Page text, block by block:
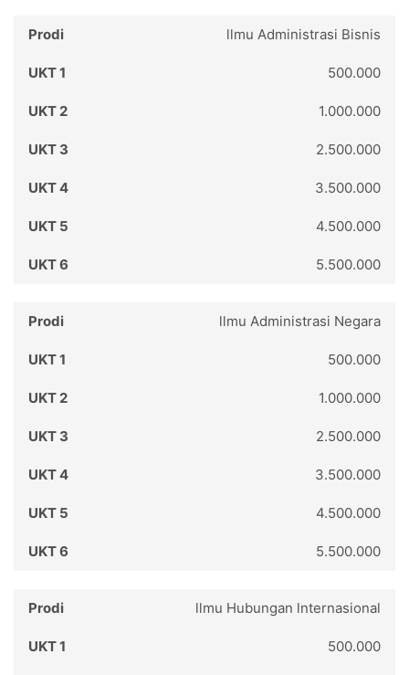
llmu Administrasi Bisnis
500.000
1.000.000
2.500.000
3.500.000
4.500.000
5.500.000
llmu Administrasi Negara
500.000
1.000.000
2.500.000
3.500.000
4.500.000
5.500.000
llmu Hubungan lnternasional
500.000